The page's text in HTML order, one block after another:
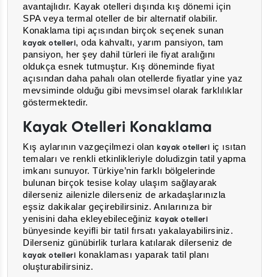
avantajlıdır. Kayak otelleri dışında kış dönemi için
SPA veya termal oteller de bir alternatif olabilir.
Konaklama tipi açısından birçok seçenek sunan
kayak otelleri, oda kahvaltı, yarım pansiyon, tam
pansiyon, her şey dahil türleri ile fiyat aralığını
oldukça esnek tutmuştur. Kış döneminde fiyat
açısından daha pahalı olan otellerde fiyatlar yine yaz
mevsiminde olduğu gibi mevsimsel olarak farklılıklar
göstermektedir.
Kayak Otelleri Konaklama
Kış aylarının vazgeçilmezi olan kayak otelleri iç ısıtan
temaları ve renkli etkinlikleriyle doludizgin tatil yapma
imkanı sunuyor. Türkiye’nin farklı bölgelerinde
bulunan birçok tesise kolay ulaşım sağlayarak
dilerseniz ailenizle dilerseniz de arkadaşlarınızla
eşsiz dakikalar geçirebilirsiniz. Anılarınıza bir
yenisini daha ekleyebileceğiniz
kayak otelleri
bünyesinde keyifli bir tatil fırsatı yakalayabilirsiniz.
Dilerseniz günübirlik turlara katılarak dilerseniz de
kayak otelleri konaklaması yaparak tatil planı
oluşturabilirsiniz.